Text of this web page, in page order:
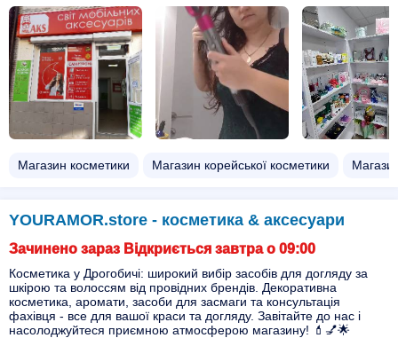
Магазин косметики Магазин корейської косметики
YOURAMOR.store - косметика & аксесуари
Зачинено зараз Відкриється завтра о 09:00
Косметика у Дрогобичі: широкий вибір засобів для догляду за
шкірою та волоссям від провідних брендів. Декоративна
косметика, аромати, засоби для засмаги та консультація
фахівця - все для вашої краси та догляду. Завітайте до нас і
насолоджуйтеся приємною атмосферою магазину! 💄💅🌟